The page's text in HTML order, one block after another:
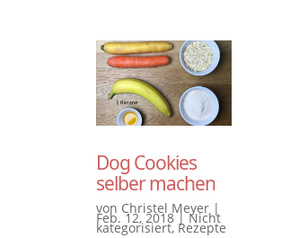
Dog Cookies
selber machen
von Christel Meyer |
Feb. 12, 2018|Nicht
kategorisiert, Rezepte